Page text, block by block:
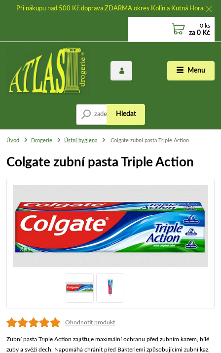
Při nákupu nad 500 Kč doprava ZDARMA okres Kolín a Kutná Hora.
Menu
Hledat
0 ks
za 0 Kč
Úvod Drogerie Ústní hygiena Colgate zubní pasta Triple Action
Colgate zubní pasta Triple Action
Ohodnotit produkt
Zubní pasta Triple Action zajišťuje maximální ochranu před zubním kazem, bílé
zuby a svěží dech. Napomáhá chránit před Bakteriemi způsobujícími zubní kaz,